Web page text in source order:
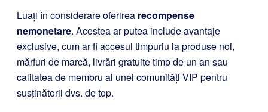
Luați în considerare oferirea recompense
nemonetare. Acestea ar putea include avantaje
exclusive, cum ar fi accesul timpuriu la produse noi,
mărfuri de marcă, livrări gratuite timp de un an sau
calitatea de membru al unei comunități VIP pentru
susținătorii dvs. de top.